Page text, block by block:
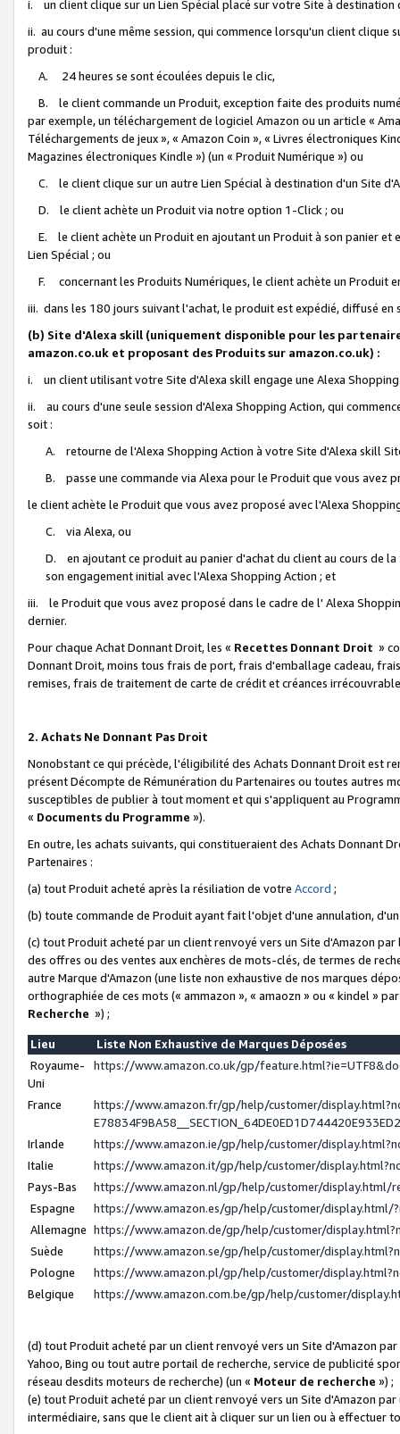
i. un client clique sur un Lien Spécial placé sur votre Site à destination
ii. au cours d'une même session, qui commence lorsqu'un client
produit :
A. 24 heures se sont écoulées depuis le clic,
B. le client commande un Produit, exception faite des produits
par exemple, un téléchargement de logiciel Amazon ou un article «
Téléchargements de jeux », « Amazon Coin », « Livres électroniques
Magazines électroniques Kindle ») (un « Produit Numérique ») ou
C. le client clique sur un autre Lien Spécial à destination d'un Site
D. le client achète un Produit via notre option 1-Click ; ou
E. le client achète un Produit en ajoutant un Produit à son panier et
Lien Spécial ; ou
F. concernant les Produits Numériques, le client achète un Produit
iii. dans les 180 jours suivant l'achat, le produit est expédié, diffusé
(b) Site d'Alexa skill (uniquement disponible pour les
amazon.co.uk et proposant des Produits sur amazon.co.uk) :
i. un client utilisant votre Site d'Alexa skill engage une Alexa
ii. au cours d'une seule session d'Alexa Shopping Action, qui
soit :
A. retourne de l'Alexa Shopping Action à votre Site d'Alexa skill
B. passe une commande via Alexa pour le Produit que vous avez
le client achète le Produit que vous avez proposé avec l'Alexa
C. via Alexa, ou
D. en ajoutant ce produit au panier d'achat du client au cours de
son engagement initial avec l'Alexa Shopping Action ; et
iii. le Produit que vous avez proposé dans le cadre de l' Alexa
dernier.
Pour chaque Achat Donnant Droit, les « Recettes Donnant Droit »
Donnant Droit, moins tous frais de port, frais d'emballage cadeau,
remises, frais de traitement de carte de crédit et créances
2. Achats Ne Donnant Pas Droit
Nonobstant ce qui précède, l'éligibilité des Achats Donnant Droit est
présent Décompte de Rémunération du Partenaires ou toutes autres
susceptibles de publier à tout moment et qui s'appliquent au
« Documents du Programme »).
En outre, les achats suivants, qui constitueraient des Achats Donnant
Partenaires :
(a) tout Produit acheté après la résiliation de votre Accord ;
(b) toute commande de Produit ayant fait l'objet d'une annulation,
(c) tout Produit acheté par un client renvoyé vers un Site d'Amazon
des offres ou des ventes aux enchères de mots-clés, de termes de
autre Marque d'Amazon (une liste non exhaustive de nos marques
orthographiée de ces mots (« ammazon », « amaozn » ou « kindel »
Recherche ») ;
Lieu
Liste Non Exhaustive de Marques Déposées
Royaume-
Uni
https://www.amazon.co.uk/gp/
France
https://www.amazon.fr/gp/help/customer/
Irlande
https://www.amazon.ie/gp/help/customer/
Italie
https://www.amazon.it/gp/help/customer/
Pays-Bas
https://www.amazon.nl/gp/help/customer/display.html/
Espagne
https://www.amazon.es/gp/help/customer/display.html/
Allemagne https://www.amazon.de/gp/help/customer/
Suède
https://www.amazon.se/gp/help/customer/
Pologne
https://www.amazon.pl/gp/help/customer/
Belgique
https://www.amazon.com.be/gp/help/customer/
(d) tout Produit acheté par un client renvoyé vers un Site d'Amazon
Yahoo, Bing ou tout autre portail de recherche, service de publicité
réseau desdits moteurs de recherche) (un « Moteur de recherche ») ;
(e) tout Produit acheté par un client renvoyé vers un Site d'Amazon
intermédiaire, sans que le client ait à cliquer sur un lien ou à